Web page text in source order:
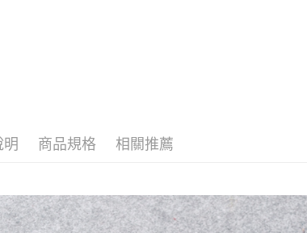
明 商品規格 相關推薦